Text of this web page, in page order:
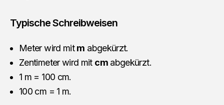
Typische Schreibweisen
Meter wird mitm abgekürzt.
Zentimeter wird mit cmabgekürzt.
1 m = 100 cm.
100 cm = 1 m.